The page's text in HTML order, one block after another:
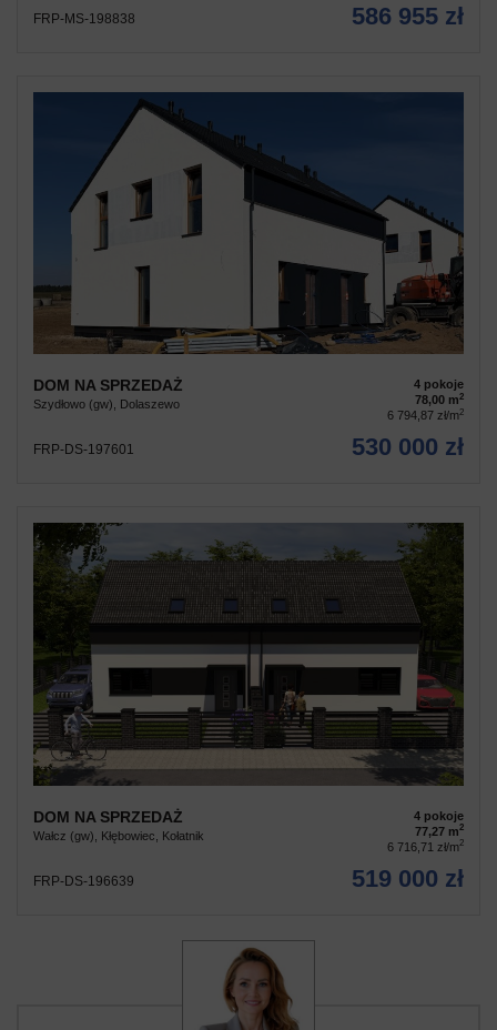
FRP-MS-198838 586 955 zł
DOM NA SPRZEDAŻ
Szydłowo (gw), Dolaszewo
4 pokoje
78,00 m2
6 794,87 zł/m2
FRP-DS-197601 530 000 zł
DOM NA SPRZEDAŻ
Wałcz (gw), Kłębowiec, Kołatnik
4 pokoje
77,27 m2
6 716,71 zł/m2
FRP-DS-196639 519 000 zł